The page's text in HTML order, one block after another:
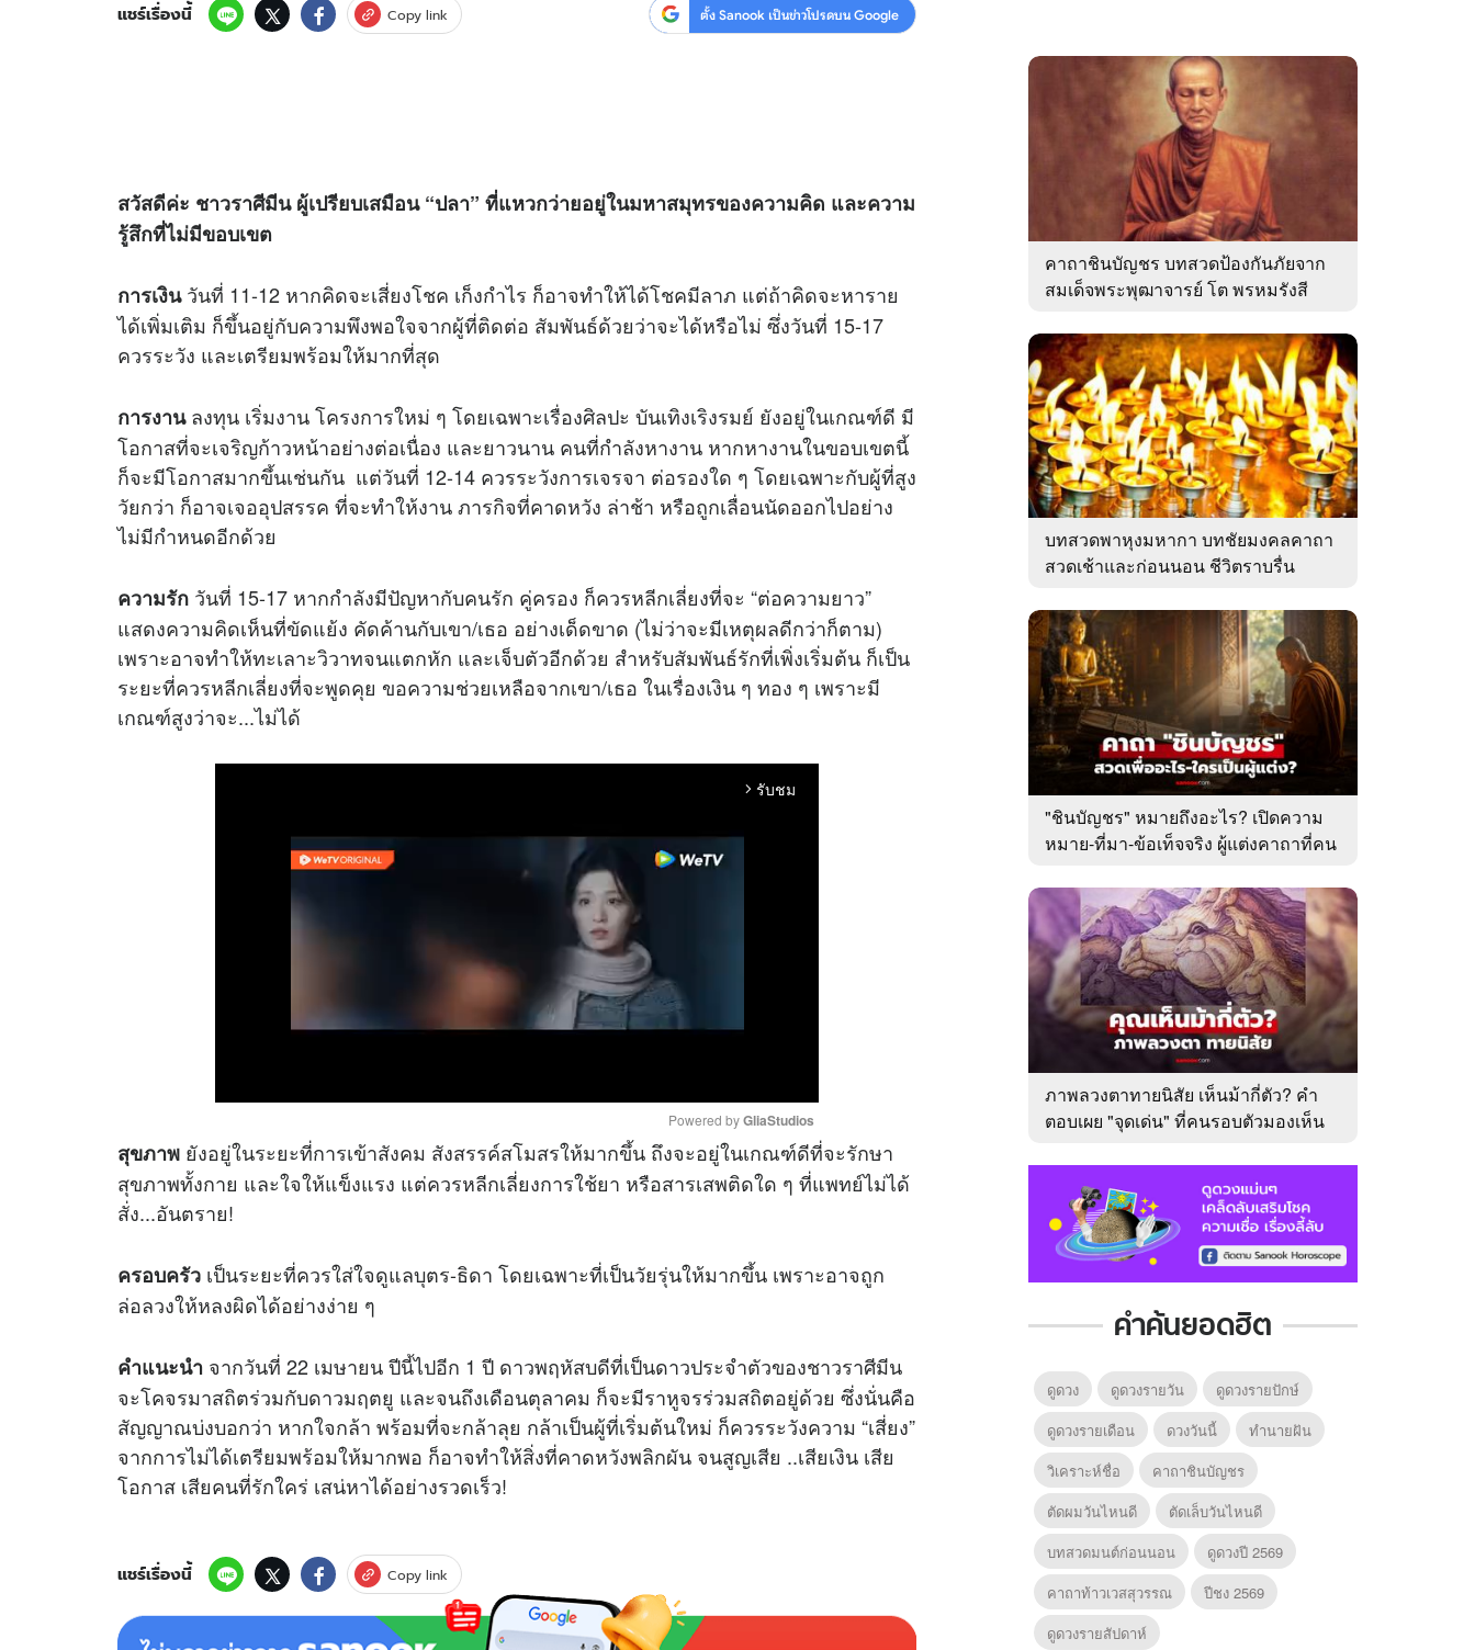
แชร์เรื่องนี้ Copy link ตั้ง Sanook เป็นข่าวโปรดบน Google
สวัสดีค่ะ ชาวราศีมีน ผู้เปรียบเสมือน “ปลา” ที่แหวกว่ายอยู่ในมหาสมุทรของความคิด และความ
รู้สึกที่ไม่มีขอบเขต
การเงินวันที่ 11-12 หากคิดจะเสี่ยงโชค เก็งกำไร ก็อาจทำให้ได้โชคมีลาภ แต่ถ้าคิดจะหาราย
ได้เพิ่มเติม ก็ขึ้นอยู่กับความพึงพอใจจากผู้ที่ติดต่อ สัมพันธ์ด้วยว่าจะได้หรือไม่ ซึ่งวันที่ 15-17
ควรระวัง และเตรียมพร้อมให้มากที่สุด
การงานลงทุน เริ่มงาน โครงการใหม่ ๆ โดยเฉพาะเรื่องศิลปะ บันเทิงเริงรมย์ ยังอยู่ในเกณฑ์ดี มี
โอกาสที่จะเจริญก้าวหน้าอย่างต่อเนื่อง และยาวนาน คนที่กำลังหางาน หากหางานในขอบเขตนี้
ก็จะมีโอกาสมากขึ้นเช่นกัน แต่วันที่ 12-14 ควรระวังการเจรจา ต่อรองใด ๆ โดยเฉพาะกับผู้ที่สูง
วัยกว่า ก็อาจเจออุปสรรค ที่จะทำให้งาน ภารกิจที่คาดหวัง ล่าช้า หรือถูกเลื่อนนัดออกไปอย่าง
ไม่มีกำหนดอีกด้วย
ความรัก วันที่ 15-17 หากกำลังมีปัญหากับคนรัก คู่ครอง ก็ควรหลีกเลี่ยงที่จะ “ต่อความยาว”
แสดงความคิดเห็นที่ขัดแย้ง คัดค้านกับเขา/เธอ อย่างเด็ดขาด (ไม่ว่าจะมีเหตุผลดีกว่าก็ตาม)
เพราะอาจทำให้ทะเลาะวิวาทจนแตกหัก และเจ็บตัวอีกด้วย สำหรับสัมพันธ์รักที่เพิ่งเริ่มต้น ก็เป็น
ระยะที่ควรหลีกเลี่ยงที่จะพูดคุย ขอความช่วยเหลือจากเขา/เธอ ในเรื่องเงิน ๆ ทอง ๆ เพราะมี
เกณฑ์สูงว่าจะ...ไม่ได้
arrow_forward_ios รับชม
M
e
Powered by GliaStudios
สุขภาพ ยังอยู่ในระยะที่การเข้าสังคม สังสรรค์สโมสรให้มากขึ้น ถึงจะอยู่ในเกณฑ์ดีที่จะรักษา
สุขภาพทั้งกาย และใจให้แข็งแรง แต่ควรหลีกเลี่ยงการใช้ยา หรือสารเสพติดใด ๆ ที่แพทย์ไม่ได้
สั่ง...อันตราย!
ครอบครัว เป็นระยะที่ควรใส่ใจดูแลบุตร-ธิดา โดยเฉพาะที่เป็นวัยรุ่นให้มากขึ้น เพราะอาจถูก
ล่อลวงให้หลงผิดได้อย่างง่าย ๆ
คำแนะนำ จากวันที่ 22 เมษายน ปีนี้ไปอีก 1 ปี ดาวพฤหัสบดีที่เป็นดาวประจำตัวของชาวราศีมีน
จะโคจรมาสถิตร่วมกับดาวมฤตยู และจนถึงเดือนตุลาคม ก็จะมีราหูจรร่วมสถิตอยู่ด้วย ซึ่งนั่นคือ
สัญญาณบ่งบอกว่า หากใจกล้า พร้อมที่จะกล้าลุย กล้าเป็นผู้ที่เริ่มต้นใหม่ ก็ควรระวังความ “เสี่ยง”
จากการไม่ได้เตรียมพร้อมให้มากพอ ก็อาจทำให้สิ่งที่คาดหวังพลิกผัน จนสูญเสีย ..เสียเงิน เสีย
โอกาส เสียคนที่รักใคร่ เสน่หาได้อย่างรวดเร็ว!
แชร์เรื่องนี้ Copy link
คาถาชินบัญชร บทสวดป้องกันภัยจาก
สมเด็จพระพุฒาจารย์ โต พรหมรังสี
บทสวดพาหุงมหากา บทชัยมงคลคาถา
สวดเช้าและก่อนนอน ชีวิตราบรื่น
"ชินบัญชร" หมายถึงอะไร? เปิดความ
หมาย-ที่มา-ข้อเท็จจริง ผู้แต่งคาถาที่คน
ภาพลวงตาทายนิสัย เห็นม้ากี่ตัว? คำ
ตอบเผย "จุดเด่น" ที่คนรอบตัวมองเห็น
คำค้นยอดฮิต
ดูดวง ดูดวงรายวัน
ดูดวงรายปักษ์
ดูดวงรายเดือน
ดวงวันนี้
ทํานายฝัน
วิเคราะห์ชื่อ
คาถาชินบัญชร
ตัดผมวันไหนดี
ตัดเล็บวันไหนดี
บทสวดมนต์ก่อนนอน
ดูดวงปี 2569
คาถาท้าวเวสสุวรรณ
ปีชง 2569
ดูดวงรายสัปดาห์